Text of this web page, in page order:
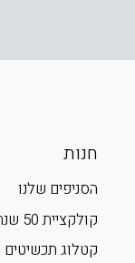
חנות
הסניפים שלנו
קולקציית 50 שנה
קטלוג תכשיטים